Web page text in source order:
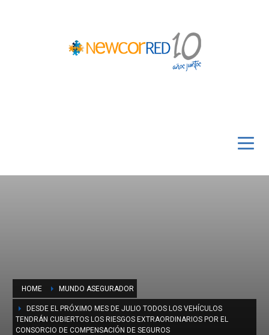
HOME MUNDO ASEGURADOR
DESDE EL PRÓXIMO MES DE JULIO TODOS LOS VEHÍCULOS
TENDRÁN CUBIERTOS LOS RIESGOS EXTRAORDINARIOS POR EL
CONSORCIO DE COMPENSACIÓN DE SEGUROS